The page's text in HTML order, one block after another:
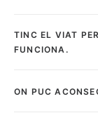
TINC EL VIAT
FUNCIONA.
ON PUC